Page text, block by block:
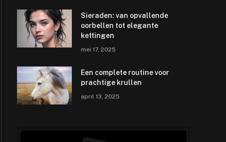
Sieraden: van opvallende
oorbellen tot elegante
kettingen
mei 17, 2025
Een complete routine voor
prachtige krullen
april 13, 2025